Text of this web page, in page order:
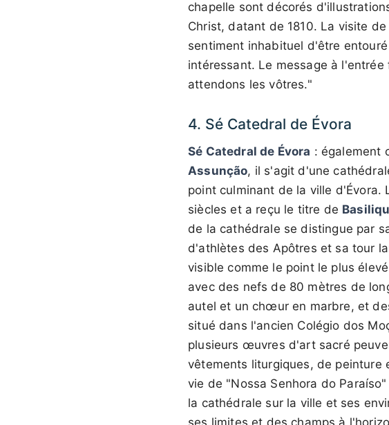
chapelle sont décorés
Christ, datant de 1810. La visite
sentiment inhabituel d'être
intéressant. Le message à
attendons les vôtres."
4. Sé Catedral de Évora
Sé Catedral de Évora : également
Assunção, il s'agit d'une
point culminant de la ville d'Évora.
siècles et a reçu le titre de
de la cathédrale se distingue par
d'athlètes des Apôtres et sa tour
visible comme le point le plus
avec des nefs de 80 mètres de
autel et un chœur en marbre, et
situé dans l'ancien Colégio dos
plusieurs œuvres d'art sacré
vêtements liturgiques, de peinture
vie de "Nossa Senhora do
la cathédrale sur la ville et ses
ses limites et des champs à